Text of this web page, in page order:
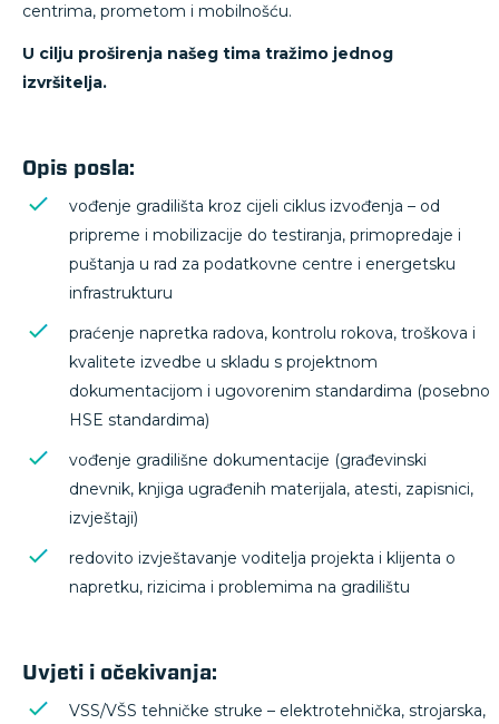
centrima, prometom i mobilnošću.
U cilju proširenja našeg tima tražimo jednog
izvršitelja.
Opis posla:
vođenje gradilišta kroz cijeli ciklus izvođenja – od
pripreme i mobilizacije do testiranja, primopredaje i
puštanja u rad za podatkovne centre i energetsku
infrastrukturu
praćenje napretka radova, kontrolu rokova, troškova i
kvalitete izvedbe u skladu s projektnom
dokumentacijom i ugovorenim standardima (posebno
HSE standardima)
vođenje gradilišne dokumentacije (građevinski
dnevnik, knjiga ugrađenih materijala, atesti, zapisnici,
izvještaji)
redovito izvještavanje voditelja projekta i klijenta o
napretku, rizicima i problemima na gradilištu
Uvjeti i očekivanja:
VSS/VŠS tehničke struke – elektrotehnička, strojarska,